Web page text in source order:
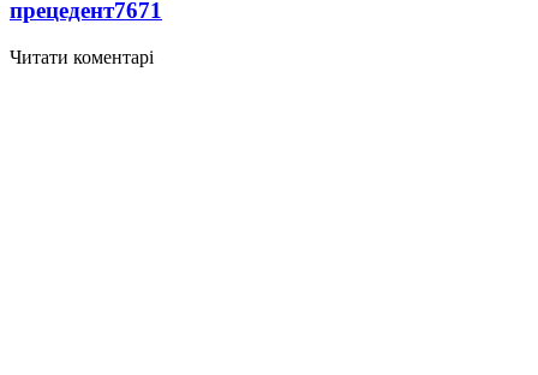
прецедент7671
Читати коментарі